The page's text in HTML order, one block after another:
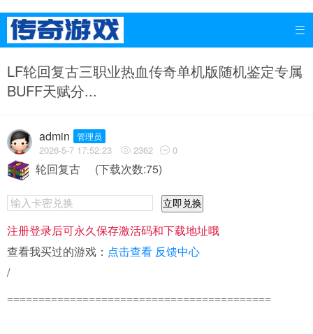

LF轮回复古三职业热血传奇单机版随机鉴定专属
BUFF天赋分...
admin 管理员
2026-5-7 17:52:23  2362  0
轮回复古 (下载次数:75)
立即兑换
注册登录后可永久保存激活码和下载地址哦
查看我买过的游戏： 点击查看 反馈中心
/
==========================================